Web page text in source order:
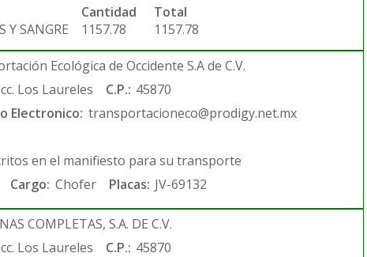
Y SANGRE
Cantidad
1157.78
Total
1157.78
Ecológica de Occidente S.A de C.V.
Los Laureles C.P.: 45870
Electronico: transportacioneco@prodigy.net.mx
en el manifiesto para su transporte
Cargo: Chofer Placas: JV-69132
COMPLETAS, S.A. DE C.V.
Los Laureles C.P.: 45870